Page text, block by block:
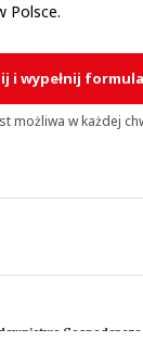
Polsce.
i wypełnij
możliwa w każdej